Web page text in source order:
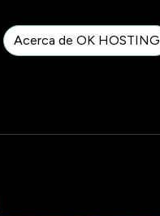
Acerca de OK HOSTING